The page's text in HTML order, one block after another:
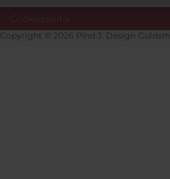
Cookiepolitik
Copyright © 2026 Pind J. Design